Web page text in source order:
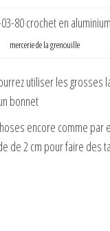
y
V
d
mercerie de la grenouille
utiliser les grosses
bonnet
encore comme
de 2 cm pour faire des